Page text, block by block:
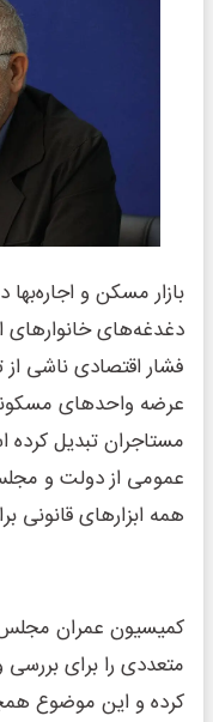
بازار مسکن و
دغدغه‌های
فشار اقتصادی ناشی
عرضه واحدهای
مستاجران تبدیل کرده
عمومی از دولت و
همه ابزارهای قانونی
کمیسیون عمران
متعددی را برای بررسی
کرده و این موضوع